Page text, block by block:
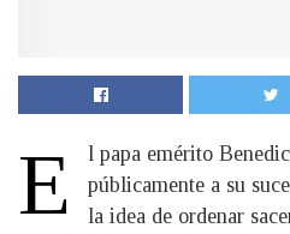
E
l papa emérito
públicamente a su
la idea de ordenar